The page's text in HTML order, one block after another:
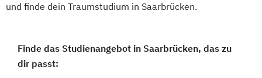
und finde dein Traumstudium in Saarbrücken.
Finde das Studienangebot in Saarbrücken, das zu
dir passt: